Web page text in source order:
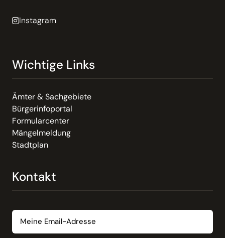
Instagram
Wichtige Links
Ämter & Sachgebiete
Bürgerinfoportal
Formularcenter
Mängelmeldung
Stadtplan
Kontakt